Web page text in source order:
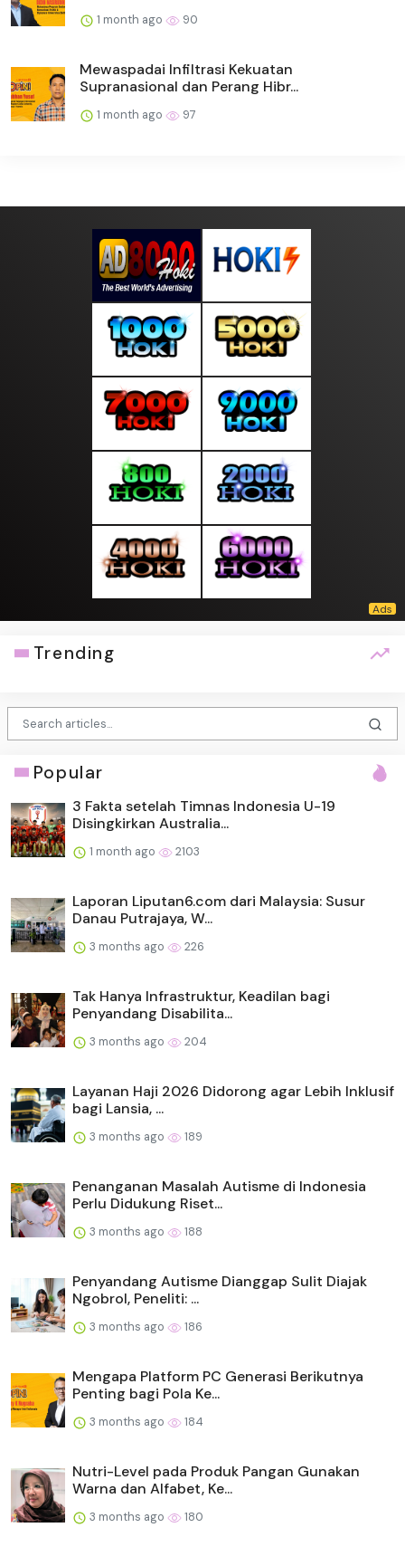
1 month ago 90
Mewaspadai Infiltrasi Kekuatan
Supranasional dan Perang Hibr...
1 month ago 97
Trending
Popular
3 Fakta setelah Timnas Indonesia U-19
Disingkirkan Australia...
1 month ago 2103
Laporan Liputan6.com dari Malaysia: Susur
Danau Putrajaya, W...
3 months ago 226
Tak Hanya Infrastruktur, Keadilan bagi
Penyandang Disabilita...
3 months ago 204
Layanan Haji 2026 Didorong agar Lebih Inklusif
bagi Lansia, ...
3 months ago 189
Penanganan Masalah Autisme di Indonesia
Perlu Didukung Riset...
3 months ago 188
Penyandang Autisme Dianggap Sulit Diajak
Ngobrol, Peneliti: ...
3 months ago 186
Mengapa Platform PC Generasi Berikutnya
Penting bagi Pola Ke...
3 months ago 184
Nutri-Level pada Produk Pangan Gunakan
Warna dan Alfabet, Ke...
3 months ago 180